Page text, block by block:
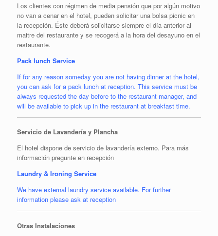
Los clientes con régimen de media pensión que por algún motivo
no van a cenar en el hotel, pueden solicitar una bolsa picnic en
la recepción. Éste deberá solicitarse siempre el día anterior al
maitre del restaurante y se recogerá a la hora del desayuno en el
restaurante.
Pack lunch Service
If for any reason someday you are not having dinner at the hotel,
you can ask for a pack lunch at reception. This service must be
always requested the day before to the restaurant manager, and
will be available to pick up in the restaurant at breakfast time.
Servicio de Lavandería y Plancha
El hotel dispone de servicio de lavandería externo. Para más
información pregunte en recepción
Laundry & Ironing Service
We have external laundry service available. For further
information please ask at reception
Otras Instalaciones